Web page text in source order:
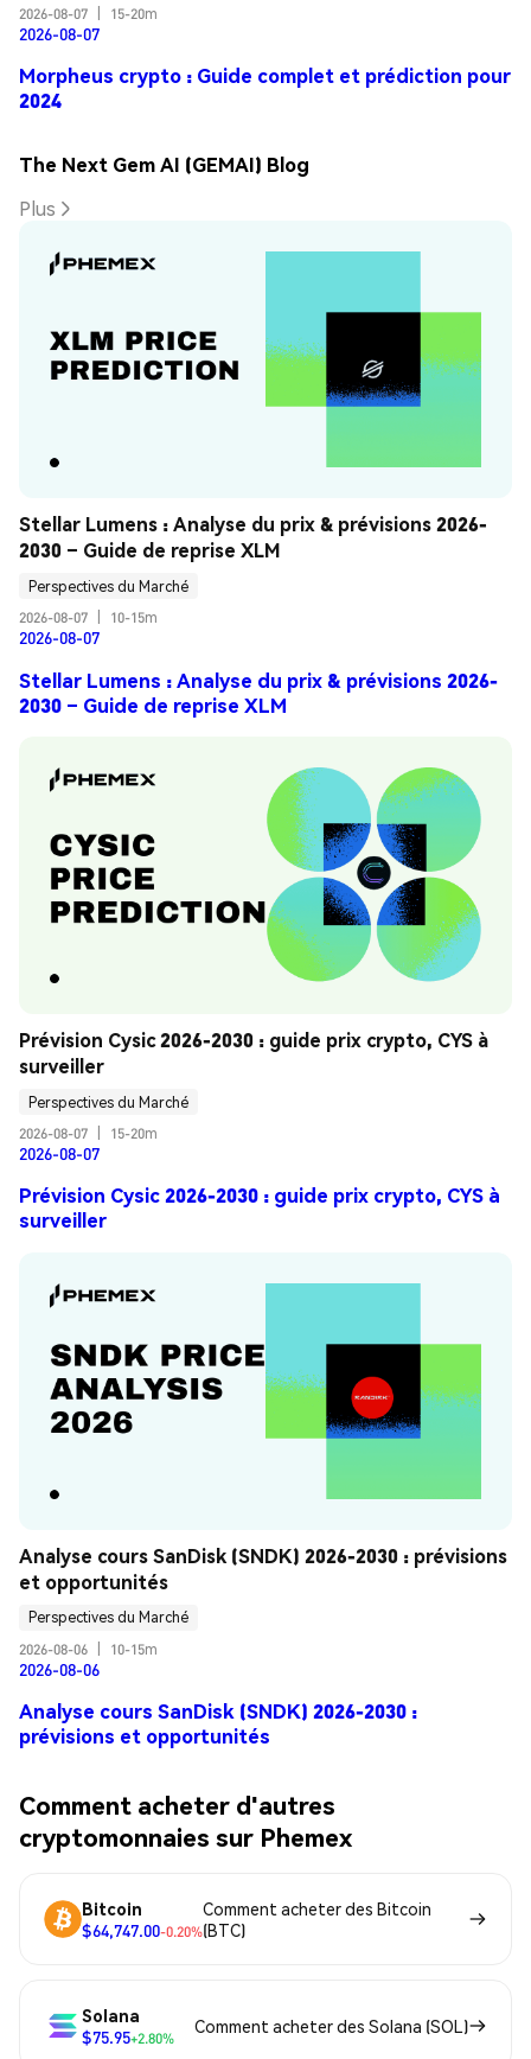
2026-08-07
15-20m
2026-08-07
Morpheus crypto : Guide complet et prédiction pour
2024
The Next Gem AI (GEMAI) Blog
Plus
Stellar Lumens : Analyse du prix & prévisions 2026-
2030 – Guide de reprise XLM
Perspectives du Marché
2026-08-07
10-15m
2026-08-07
Stellar Lumens : Analyse du prix & prévisions 2026-
2030 – Guide de reprise XLM
Prévision Cysic 2026-2030 : guide prix crypto, CYS à
surveiller
Perspectives du Marché
2026-08-07
15-20m
2026-08-07
Prévision Cysic 2026-2030 : guide prix crypto, CYS à
surveiller
Analyse cours SanDisk (SNDK) 2026-2030 : prévisions
et opportunités
Perspectives du Marché
2026-08-06
10-15m
2026-08-06
Analyse cours SanDisk (SNDK) 2026-2030 :
prévisions et opportunités
Comment acheter d'autres
cryptomonnaies sur Phemex
Bitcoin
$64,747.00-0.20%
Comment acheter des Bitcoin
(BTC)
Solana
$75.95+2.80%
Comment acheter des Solana (SOL)